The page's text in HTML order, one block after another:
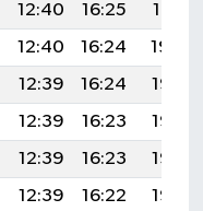
12:40 16:25
19:31
12:40 16:24
19:30
12:39 16:24
19:28
12:39 16:23
19:27
12:39 16:23
19:26
12:39 16:22
19:25